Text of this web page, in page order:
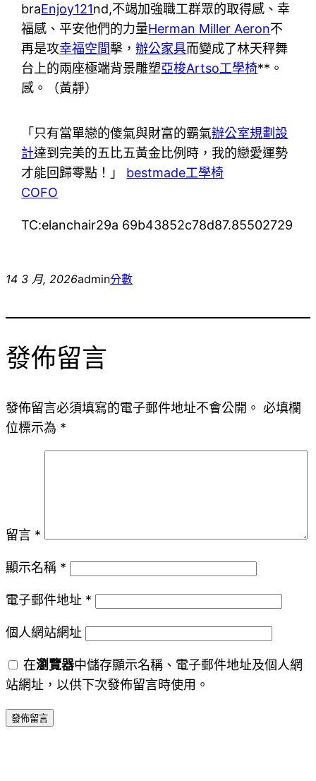
braEnjoy121nd,不竭加強職工群眾的取得感、幸
福感、平安他們的力量Herman Miller Aeron不
再是攻幸福空間擊，辦公家具而變成了林天秤舞
台上的兩座極端背景雕塑亞梭Artso工學椅**。
感。（黃靜）
「只有當單戀的傻氣與財富的霸氣辦公室規劃設
計達到完美的五比五黃金比例時，我的戀愛運勢
才能回歸零點！」 bestmade工學椅
COFO
TC:elanchair29a 69b43852c78d87.85502729
14 3 月, 2026admin分數
發佈留言
發佈留言必須填寫的電子郵件地址不會公開。 必填欄
位標示為 *
留言 *
顯示名稱 *
電子郵件地址 *
個人網站網址
在瀏覽器中儲存顯示名稱、電子郵件地址及個人網
站網址，以供下次發佈留言時使用。